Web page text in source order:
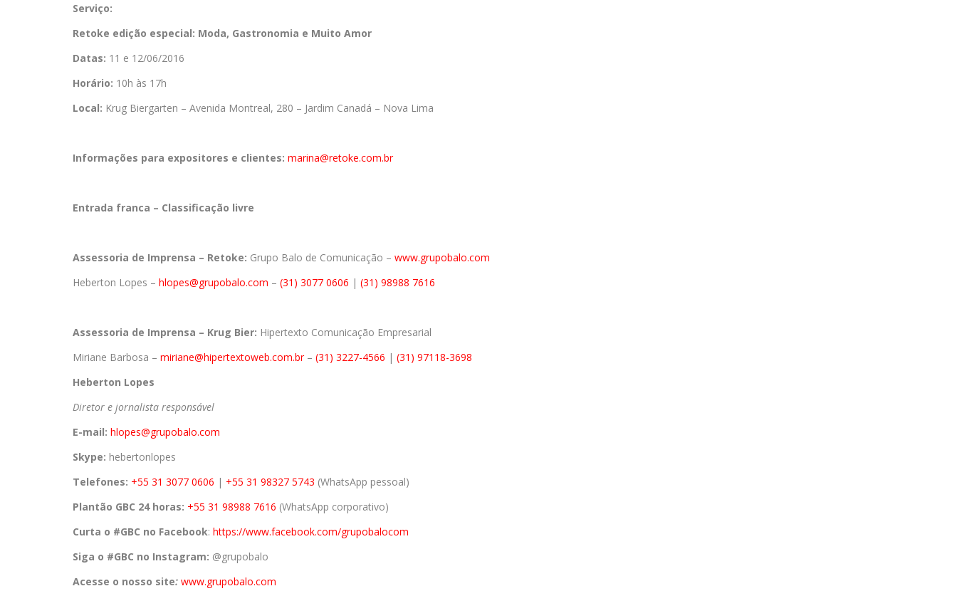
Serviço:
Retoke edição especial: Moda, Gastronomia e Muito Amor
Datas: 11 e 12/06/2016
Horário: 10h às 17h
Local: Krug Biergarten – Avenida Montreal, 280 – Jardim Canadá – Nova Lima
Informações para expositores e clientes: marina@retoke.com.br
Entrada franca – Classificação livre
Assessoria de Imprensa – Retoke: Grupo Balo de Comunicação – www.grupobalo.com
Heberton Lopes – hlopes@grupobalo.com – (31) 3077 0606 | (31) 98988 7616
Assessoria de Imprensa – Krug Bier: Hipertexto Comunicação Empresarial
Miriane Barbosa – miriane@hipertextoweb.com.br– (31) 3227-4566 | (31) 97118-3698
Heberton Lopes
Diretor e jornalista responsável
E-mail: hlopes@grupobalo.com
Skype: hebertonlopes
Telefones: +55 31 3077 0606 | +55 31 98327 5743 (WhatsApp pessoal)
Plantão GBC 24 horas: +55 31 98988 7616 (WhatsApp corporativo)
Curta o #GBC no Facebook: https://www.facebook.com/grupobalocom
Siga o #GBC no Instagram: @grupobalo
Acesse o nosso site: www.grupobalo.com